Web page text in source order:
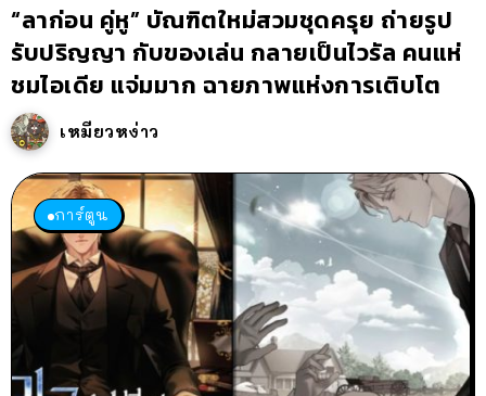
“ลาก่อน คู่หู” บัณฑิตใหม่สวมชุดครุย ถ่ายรูป
รับปริญญา กับของเล่น กลายเป็นไวรัล คนแห่
ชมไอเดีย แจ่มมาก ฉายภาพแห่งการเติบโต
เหมียวหง่าว
การ์ตูน